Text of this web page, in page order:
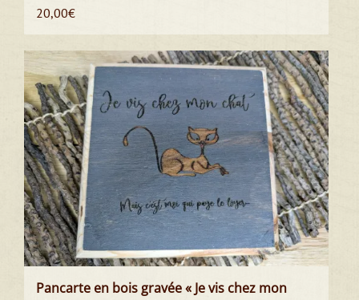
20,00€
Pancarte en bois gravée « Je vis chez mon